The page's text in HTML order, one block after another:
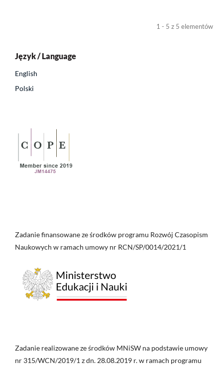
1 - 5 z 5 elementów
Język / Language
English
Polski
Zadanie finansowane ze środków programu Rozwój Czasopism
Naukowych w ramach umowy nr RCN/SP/0014/2021/1
Zadanie realizowane ze środków MNiSW na podstawie umowy
nr 315/WCN/2019/1 z dn. 28.08.2019 r. w ramach programu